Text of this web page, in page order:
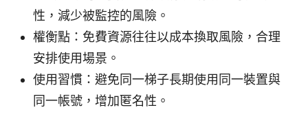
性，減少被監控的風險。
權衡點：免費資源往往以成本換取風險，合理
安排使用場景。
使用習慣：避免同一梯子長期使用同一裝置與
同一帳號，增加匿名性。